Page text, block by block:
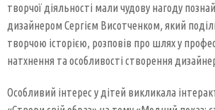
творчої діяльності мали чудову нагоду
дизайнером Сергієм Висотченком, який
творчою історією, розповів про шлях у
натхнення та особливості створення
Особливий інтерес у дітей викликала